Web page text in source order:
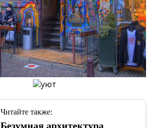
Читайте также:
Безумная архитектура